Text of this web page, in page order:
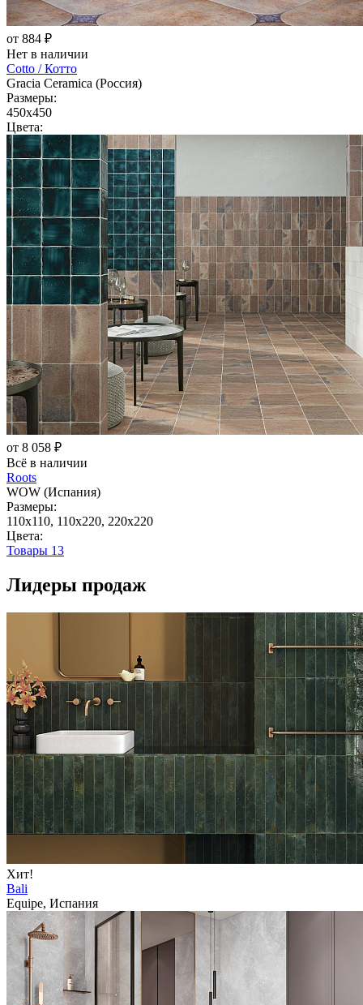
от 884 ₽
Нет в наличии
Cotto / Котто
Gracia Ceramica (Россия)
Размеры:
450x450
Цвета:
от 8 058 ₽
Всё в наличии
Roots
WOW (Испания)
Размеры:
110x110, 110x220, 220x220
Цвета:
Товары 13
Лидеры продаж
Хит!
Bali
Equipe, Испания